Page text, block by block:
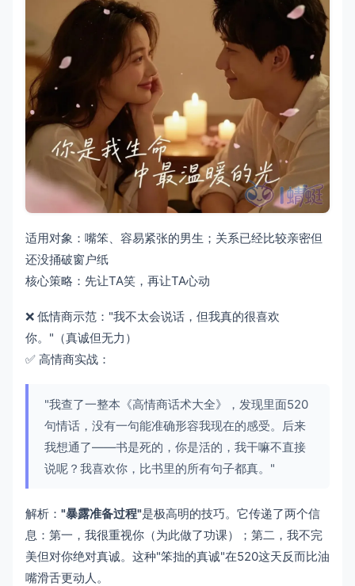
适用对象：嘴笨、容易紧张的男生；关系已经比较亲密但
还没捅破窗户纸
核心策略：先让TA笑，再让TA心动
❌ 低情商示范："我不太会说话，但我真的很喜欢
你。"（真诚但无力）
✅ 高情商实战：
"我查了一整本《高情商话术大全》，发现里面520
句情话，没有一句能准确形容我现在的感受。后来
我想通了——书是死的，你是活的，我干嘛不直接
说呢？我喜欢你，比书里的所有句子都真。"
解析： "暴露准备过程"是极高明的技巧。它传递了两个信
息：第一，我很重视你（为此做了功课）；第二，我不完
美但对你绝对真诚。这种"笨拙的真诚"在520这天反而比油
嘴滑舌更动人。